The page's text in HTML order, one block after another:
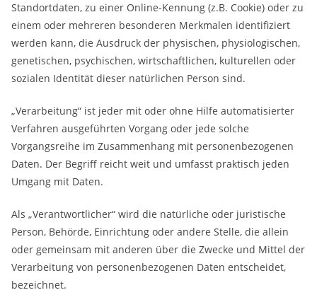
Standortdaten, zu einer Online-Kennung (z.B. Cookie) oder zu
einem oder mehreren besonderen Merkmalen identifiziert
werden kann, die Ausdruck der physischen, physiologischen,
genetischen, psychischen, wirtschaftlichen, kulturellen oder
sozialen Identität dieser natürlichen Person sind.
„Verarbeitung“ ist jeder mit oder ohne Hilfe automatisierter
Verfahren ausgeführten Vorgang oder jede solche
Vorgangsreihe im Zusammenhang mit personenbezogenen
Daten. Der Begriff reicht weit und umfasst praktisch jeden
Umgang mit Daten.
Als „Verantwortlicher“ wird die natürliche oder juristische
Person, Behörde, Einrichtung oder andere Stelle, die allein
oder gemeinsam mit anderen über die Zwecke und Mittel der
Verarbeitung von personenbezogenen Daten entscheidet,
bezeichnet.